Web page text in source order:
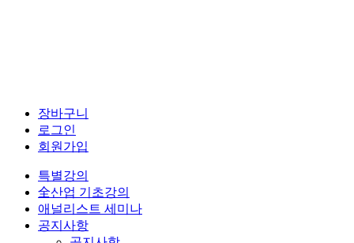
장바구니
로그인
회원가입
특별강의
全산업 기초강의
애널리스트 세미나
공지사항